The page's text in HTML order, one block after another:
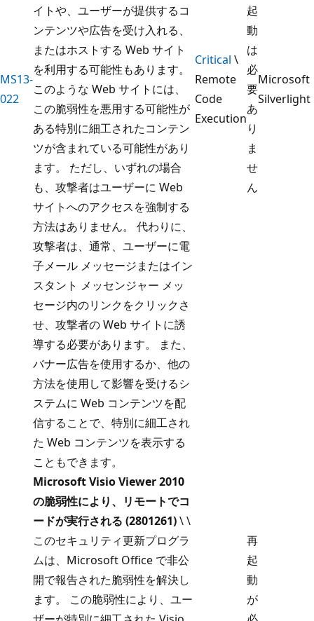
MS13-
022
イトや、ユーザーが提供するコ
ンテンツや広告を受け入れる、
またはホストする Web サイト
を利用する可能性もあります。
このような Web サイトには、
この脆弱性を悪用する可能性が
ある特別に細工されたコンテン
ツが含まれている可能性があり
ます。 ただし、いずれの場合
も、攻撃者はユーザーに Web
サイトへのアクセスを強制する
方法はありません。 代わりに、
攻撃者は、通常、ユーザーに電
子メール メッセージまたはイン
スタント メッセンジャー メッ
セージ内のリンクをクリックさ
せ、攻撃者の Web サイトに誘
導する必要があります。 また、
バナー広告を使用するか、他の
方法を使用して影響を受けるシ
ステムに Web コンテンツを配
信することで、特別に細工され
た Web コンテンツを表示する
こともできます。
Critical \
Remote
Code
Execution
起
動
は
必
要
あ
り
ま
せ
ん
Microsoft
Silverlight
Microsoft Visio Viewer 2010
の脆弱性により、リモートでコ
ードが実行される (2801261)\ \
このセキュリティ更新プログラ
ムは、Microsoft Office で非公
開で報告された脆弱性を解決し
ます。 この脆弱性により、ユー
再
起
動
が